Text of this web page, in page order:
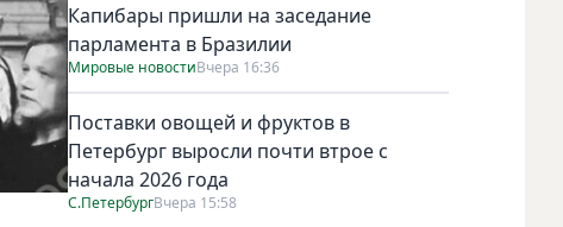
Триумфальная арка в честь героев-победителей,
Капибары пришли на заседание
парламента в Бразилии
Мировые новостиВчера 16:36
Поставки овощей и фруктов в
Петербург выросли почти втрое с
начала 2026 года
С.ПетербургВчера 15:58